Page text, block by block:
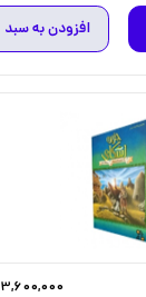
افزودن به سبد
3,600,000